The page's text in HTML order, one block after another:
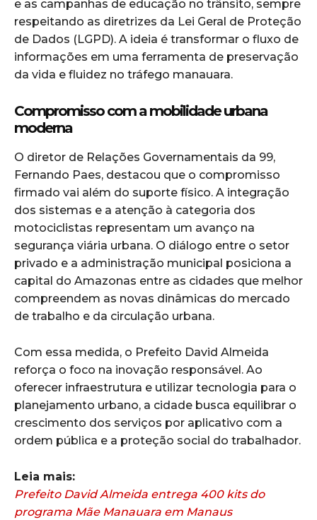
e as campanhas de educação no trânsito, sempre
respeitando as diretrizes da Lei Geral de Proteção
de Dados (LGPD). A ideia é transformar o fluxo de
informações em uma ferramenta de preservação
da vida e fluidez no tráfego manauara.
Compromisso com a mobilidade urbana
moderna
O diretor de Relações Governamentais da 99,
Fernando Paes, destacou que o compromisso
firmado vai além do suporte físico. A integração
dos sistemas e a atenção à categoria dos
motociclistas representam um avanço na
segurança viária urbana. O diálogo entre o setor
privado e a administração municipal posiciona a
capital do Amazonas entre as cidades que melhor
compreendem as novas dinâmicas do mercado
de trabalho e da circulação urbana.
Com essa medida, o Prefeito David Almeida
reforça o foco na inovação responsável. Ao
oferecer infraestrutura e utilizar tecnologia para o
planejamento urbano, a cidade busca equilibrar o
crescimento dos serviços por aplicativo com a
ordem pública e a proteção social do trabalhador.
Leia mais:
Prefeito David Almeida entrega 400 kits do
programa Mãe Manauara em Manaus